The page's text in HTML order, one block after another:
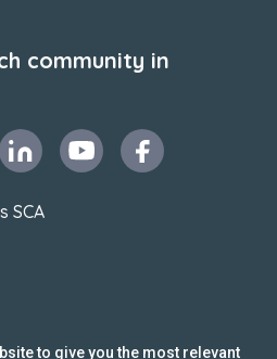
community in
SCA
to give you the most relevant